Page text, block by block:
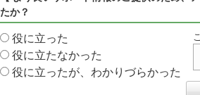
たか？
役に立った
役に立たなかった
役に立ったが、わかりづらかった